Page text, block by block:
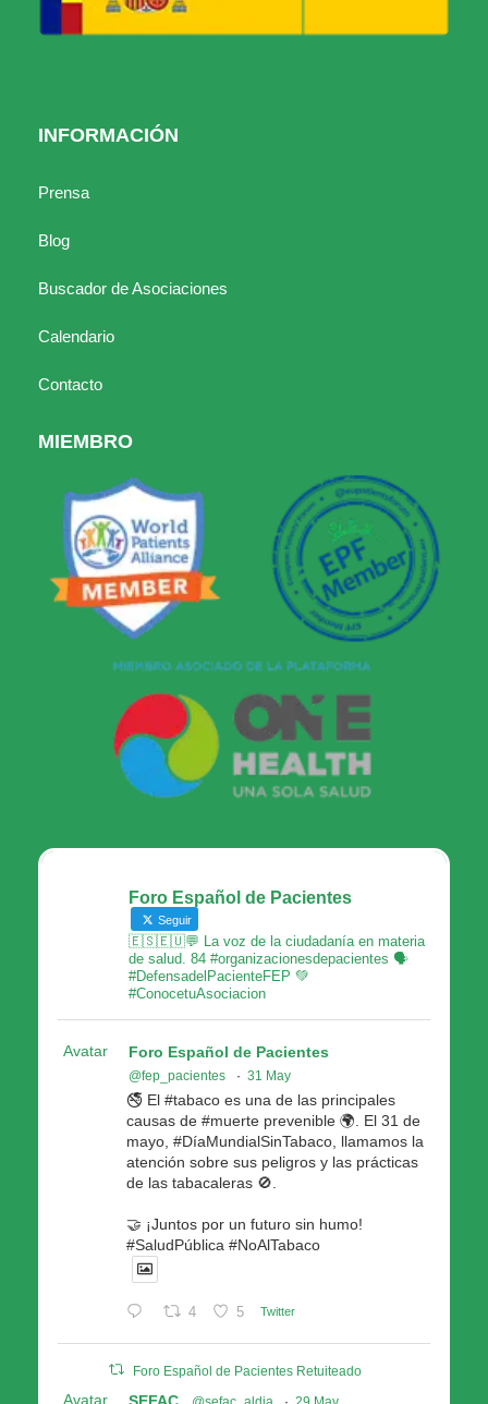
INFORMACIÓN
Prensa
Blog
Buscador de Asociaciones
Calendario
Contacto
MIEMBRO
Foro Español de Pacientes
Seguir
🇪🇸🇪🇺💬 La voz de la ciudadanía en materia
de salud. 84 #organizacionesdepacientes 🗣
#DefensadelPacienteFEP 💚
#ConocetuAsociacion
Avatar Foro Español de Pacientes
@fep_pacientes · 31 May
🚭 El #tabaco es una de las principales
causas de #muerte prevenible 🌍. El 31 de
mayo, #DíaMundialSinTabaco, llamamos la
atención sobre sus peligros y las prácticas
de las tabacaleras 🚫.
🤝 ¡Juntos por un futuro sin humo!
#SaludPública #NoAlTabaco
4 5 Twitter
Foro Español de Pacientes Retuiteado
Avatar SEFAC